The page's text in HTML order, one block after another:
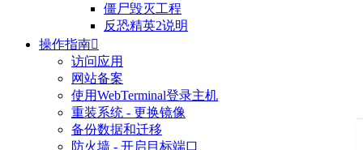
僵尸毁灭工程
反恐精英2说明
操作指南
访问应用
网站备案
使用WebTerminal登录主机
重装系统 - 更换镜像
备份数据和迁移
防火墙 - 开启目标端口